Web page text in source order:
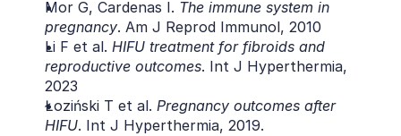
Mor G, Cardenas I. The immune system in
pregnancy. Am J Reprod Immunol, 2010
Li F et al. HIFU treatment for fibroids and
reproductive outcomes. Int J Hyperthermia,
2023
Łoziński T et al. Pregnancy outcomes after
HIFU. Int J Hyperthermia, 2019.